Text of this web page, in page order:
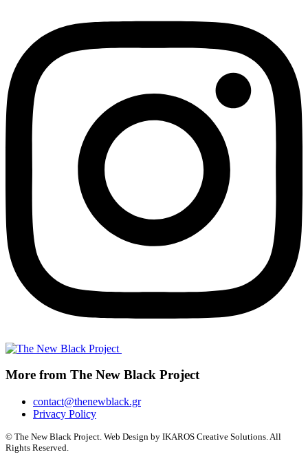
More from The New Black Project
contact@thenewblack.gr
Privacy Policy
© The New Black Project. Web Design by IKAROS Creative Solutions. All
Rights Reserved.